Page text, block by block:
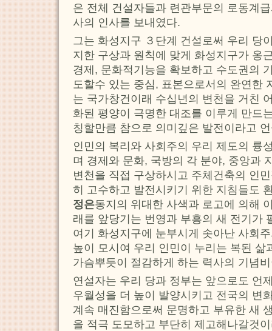
은 전체 건설자들과 련관부문의 로동계
사의 인사를 보내였다.
그는 화성지구 ３단계 건설로써 우리 당
지한 구상과 원칙에 맞게 화성지구가 옹
경제, 문화적기능을 확보하고 수도권의
도할수 있는 중심, 표본으로서의 완연한
는 국가창건이래 수십년의 변천을 거친
화된 평양이 극명한 대조를 이루게 만드
칭할만큼 참으로 의미깊은 발전이라고
인민의 복리와 사회주의 우리 제도의 륭
며 경제와 문화, 국방의 각 분야, 중앙과
변천을 직접 구상하시고 주체건축의 인
히 고수하고 발전시키기 위한 지침들도
정은동지의 위대한 사색과 로고에 의해
래를 앞당기는 번영과 부흥의 새 전기가
여기 화성지구에 눈부시게 솟아난 사회
높이 모시여 우리 인민이 누리는 복된 삶
가슴뿌듯이 절감하게 하는 력사의 기념
연설자는 우리 당과 정부는 앞으로도 언
우월성을 더 높이 발양시키고 전국의 변
계속 매진함으로써 문명하고 부유한 새
을 적극 도모하고 부단히 제고해나갈것